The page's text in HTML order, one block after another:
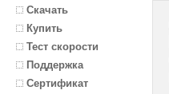
Скачать
Купить
Тест скорости
Поддержка
Сертификат